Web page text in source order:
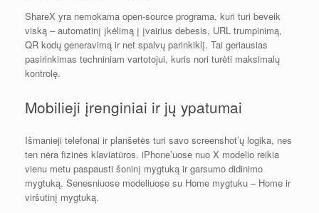
ShareX yra nemokama open-source programa, kuri turi beveik
viską – automatinį įkėlimą į įvairius debesis, URL trumpinimą,
QR kodų generavimą ir net spalvų parinkiklį. Tai geriausias
pasirinkimas techniniam vartotojui, kuris nori turėti maksimalų
kontrolę.
Mobilieji įrenginiai ir jų ypatumai
Išmanieji telefonai ir planšetės turi savo screenshot’ų logika, nes
ten nėra fizinės klaviatūros. iPhone’uose nuo X modelio reikia
vienu metu paspausti šoninį mygtuką ir garsumo didinimo
mygtuką. Senesniuose modeliuose su Home mygtuku – Home ir
viršutinį mygtuką.